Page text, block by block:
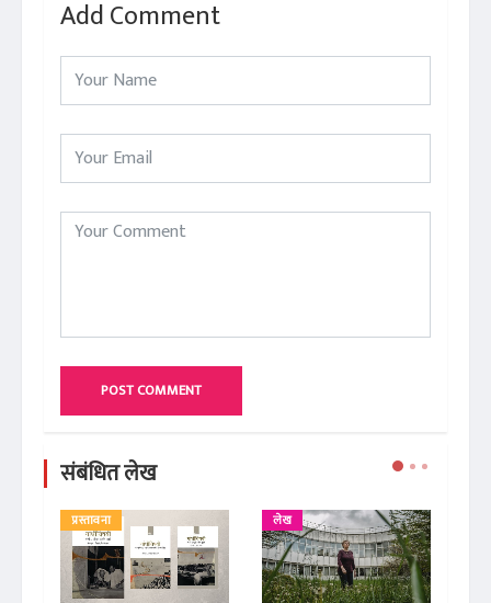
Add Comment
POST COMMENT
संबंधित लेख
प्रस्तावना लेख